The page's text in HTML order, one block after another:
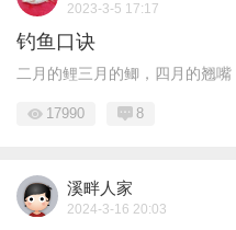
2023-3-5 17:17
钓鱼口诀
二月的鲤三月的鲫，四月的翘
17990 8
溪畔人家
2024-3-16 20:03